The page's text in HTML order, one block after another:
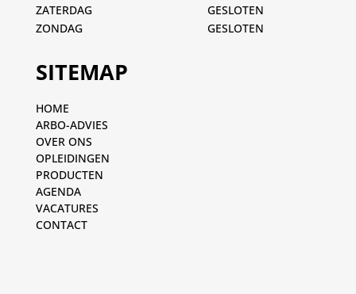
ZATERDAG
GESLOTEN
ZONDAG
GESLOTEN
SITEMAP
HOME
ARBO-ADVIES
OVER ONS
OPLEIDINGEN
PRODUCTEN
AGENDA
VACATURES
CONTACT